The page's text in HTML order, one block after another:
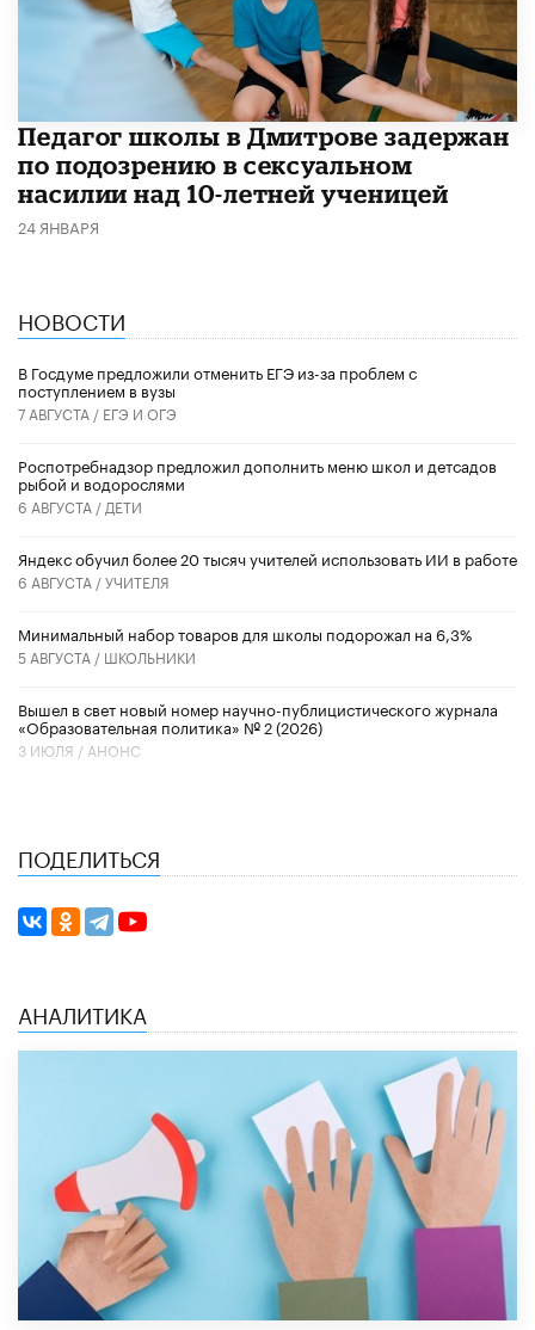
Педагог школы в Дмитрове задержан
по подозрению в сексуальном
насилии над 10-летней ученицей
24 ЯНВАРЯ
НОВОСТИ
В Госдуме предложили отменить ЕГЭ из-за проблем с
поступлением в вузы
7 АВГУСТА / ЕГЭ И ОГЭ
Роспотребнадзор предложил дополнить меню школ и детсадов
рыбой и водорослями
6 АВГУСТА / ДЕТИ
​Яндекс обучил более 20 тысяч учителей использовать ИИ в работе
6 АВГУСТА /УЧИТЕЛЯ
Минимальный набор товаров для школы подорожал на 6,3%
5 АВГУСТА / ШКОЛЬНИКИ
Вышел в свет новый номер научно-публицистического журнала
«Образовательная политика» № 2 (2026)
3 ИЮЛЯ / АНОНС
ПОДЕЛИТЬСЯ
АНАЛИТИКА